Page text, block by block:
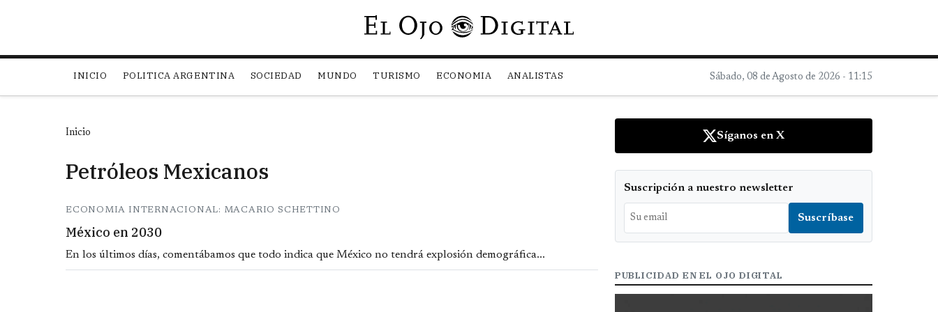
Pasar al contenido principal
INICIO POLITICA ARGENTINA SOCIEDAD MUNDO TURISMO ECONOMIA ANALISTAS Sábado, 08 de Agosto de 2026 - 11:15
Inicio
Petróleos Mexicanos
ECONOMIA INTERNACIONAL: MACARIO SCHETTINO
México en 2030
En los últimos días, comentábamos que todo indica que México no tendrá explosión demográfica...
Síganos en X
Suscripción a nuestro newsletter
PUBLICIDAD EN EL OJO DIGITAL